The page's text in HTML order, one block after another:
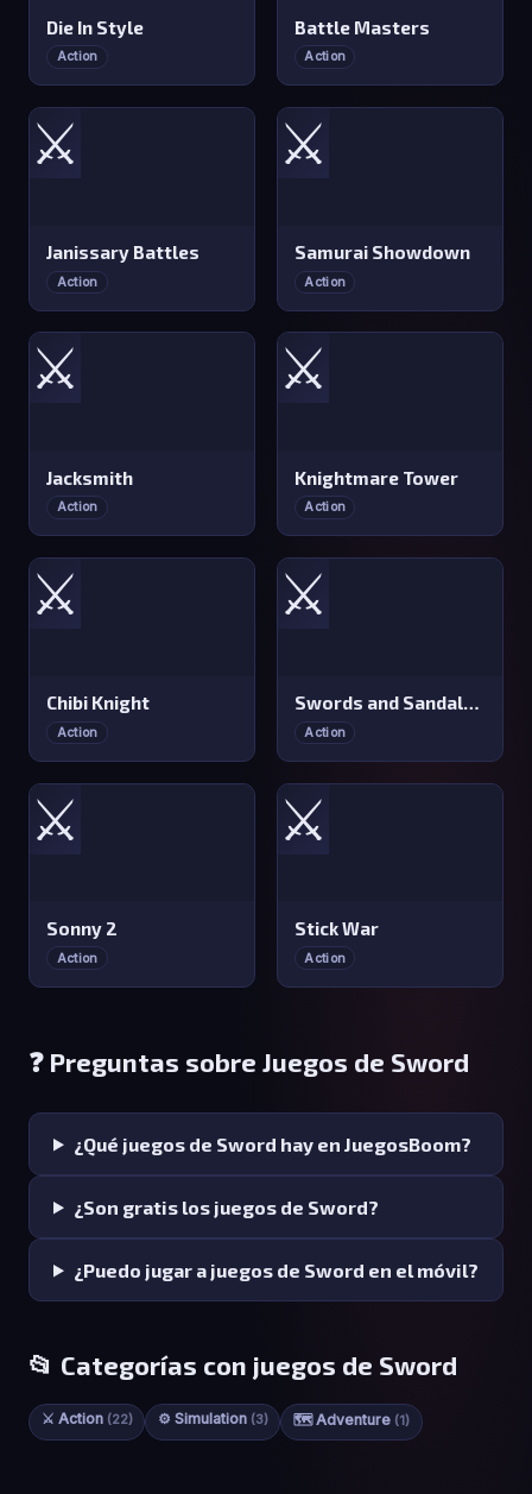
Die In Style
Action
Battle Masters
Action
⚔️
Janissary Battles
Action
⚔️
Samurai Showdown
Action
⚔️
Jacksmith
Action
⚔️
Knightmare Tower
Action
⚔️
Chibi Knight
Action
⚔️
Swords and Sandals 2
Action
⚔️
Sonny 2
Action
⚔️
Stick War
Action
❓ Preguntas sobre Juegos de Sword
¿Qué juegos de Sword hay en JuegosBoom?
¿Son gratis los juegos de Sword?
¿Puedo jugar a juegos de Sword en el móvil?
📂 Categorías con juegos de Sword
⚔️ Action (22) ⚙️ Simulation (3) 🗺️ Adventure (1)